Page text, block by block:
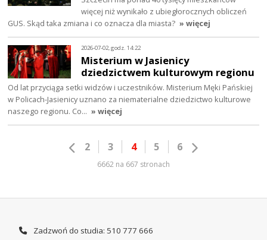
więcej niż wynikało z ubiegłorocznych obliczeń
GUS. Skąd taka zmiana i co oznacza dla miasta? » więcej
2026-07-02, godz. 14:22
Misterium w Jasienicy
dziedzictwem kulturowym regionu
Od lat przyciąga setki widzów i uczestników. Misterium Męki Pańskiej
w Policach-Jasienicy uznano za niematerialne dziedzictwo kulturowe
naszego regionu. Co… » więcej
2 3 4 5 6
6662 na 667 stronach
Zadzwoń do studia: 510 777 666